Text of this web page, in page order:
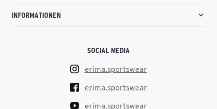
INFORMATIONEN
SOCIAL MEDIA
erima.sportswear
erima.sportswear
erima.sportswear